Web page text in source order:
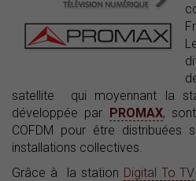
satellite qui moyennant la
développée par PROMAX,
COFDM pour être distribuées
installations collectives.
Grâce à la station Digital To TV